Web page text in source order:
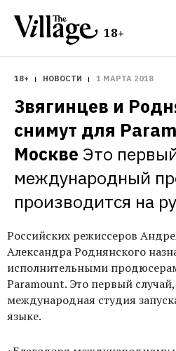
18+
18+ НОВОСТИ 1 МАРТА 2018
Звягинцев и
снимут для
Москве Это
международный
производится на
Российских режиссеров
Александра Роднянского
исполнительными
Paramount. Это первый
международная студия
языке.